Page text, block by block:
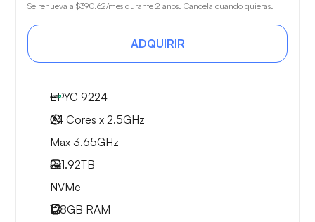
Se renueva a $390.62/mes durante 2 años. Cancela cuando quieras.
ADQUIRIR
EPYC 9224
24 Cores x 2.5GHz
Max 3.65GHz
2x1.92TB
NVMe
128GB RAM